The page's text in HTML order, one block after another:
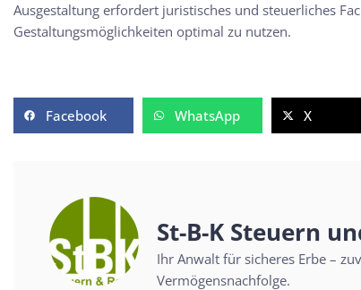
Ausgestaltung erfordert juristisches und steuerliches
Gestaltungsmöglichkeiten optimal zu nutzen.
Facebook WhatsApp X
St-B-K Steuern
Ihr Anwalt für sicheres Erbe –
Vermögensnachfolge.